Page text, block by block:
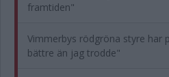
framtiden"
Vimmerbys rödgröna styre har
bättre än jag trodde"